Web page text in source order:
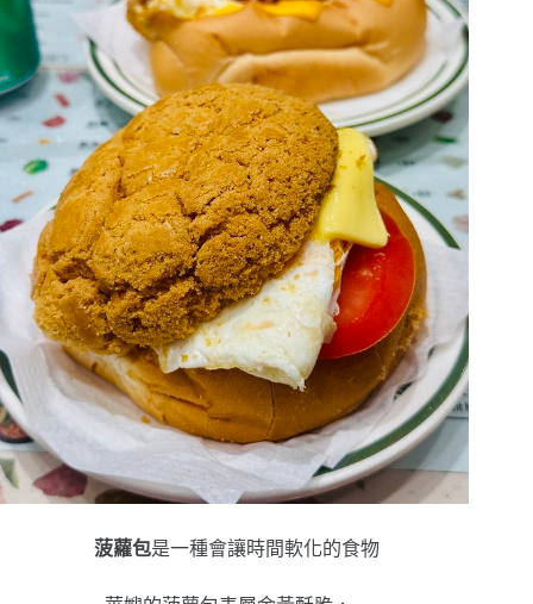
菠蘿包是一種會讓時間軟化的食物